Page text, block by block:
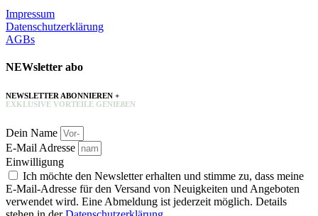
Impressum
Datenschutzerklärung
AGBs
NEWsletter abo
NEWSLETTER ABONNIEREN +
EXKLUSIVE VORTEILE GENIEßEN
Dein Name
E-Mail Adresse
Einwilligung
Ich möchte den Newsletter erhalten und stimme zu, dass meine
E-Mail-Adresse für den Versand von Neuigkeiten und Angeboten
verwendet wird. Eine Abmeldung ist jederzeit möglich. Details